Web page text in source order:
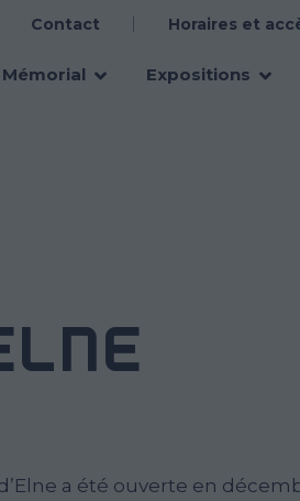
Contact Horaires et
Mémorial Expositions
a été ouverte en